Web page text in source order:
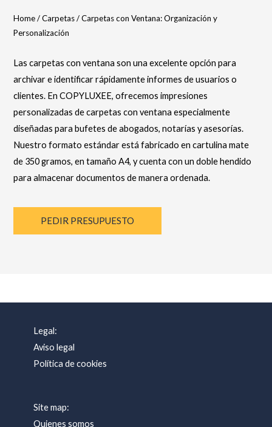
Home/Carpetas/ Carpetas con Ventana: Organización y
Personalización
Las carpetas con ventana son una excelente opción para
archivar e identificar rápidamente informes de usuarios o
clientes. En COPYLUXEE, ofrecemos impresiones
personalizadas de carpetas con ventana especialmente
diseñadas para bufetes de abogados, notarías y asesorías.
Nuestro formato estándar está fabricado en cartulina mate
de 350 gramos, en tamaño A4, y cuenta con un doble hendido
para almacenar documentos de manera ordenada.
PEDIR PRESUPUESTO
Legal:
Aviso legal
Política de cookies
Site map:
Quienes somos